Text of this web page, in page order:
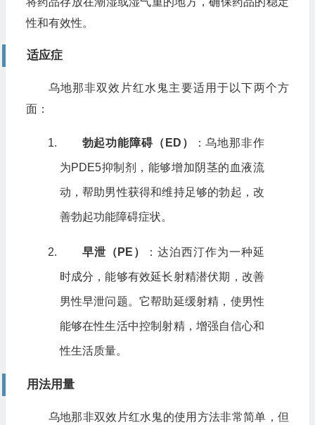
性和有效性。
适应症
乌地那非双效片红水鬼主要适用于以下两个方
面：
勃起功能障碍（ED） ：乌地那非作
为PDE5抑制剂，能够增加阴茎的血液流
动，帮助男性获得和维持足够的勃起，改
善勃起功能障碍症状。
早泄（PE） ：达泊西汀作为一种延
时成分，能够有效延长射精潜伏期，改善
男性早泄问题。它帮助延缓射精，使男性
能够在性生活中控制射精，增强自信心和
性生活质量。
用法用量
乌地那非双效片红水鬼的使用方法非常简单，但